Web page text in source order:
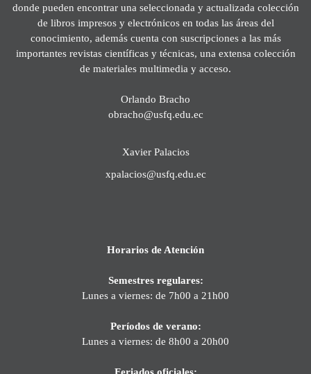
donde pueden encontrar una seleccionada y actualizada colección
de libros impresos y electrónicos en todas las áreas del
conocimiento, además cuenta con suscripciones a las más
importantes revistas científicas y técnicas, una extensa colección
de materiales multimedia y acceso.
Orlando Bracho
obracho@usfq.edu.ec
Xavier Palacios
xpalacios@usfq.edu.ec
Horarios de Atención
Semestres regulares:
Lunes a viernes: de 7h00 a 21h00
Períodos de verano:
Lunes a viernes: de 8h00 a 20h00
Feriados oficiales: